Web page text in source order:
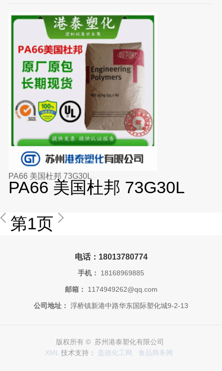
PA66 美国杜邦 73G30L
PA66 美国杜邦 73G30L
第1页
电话：18013780774
手机： 18168969885
邮箱： 1174949262@qq.com
公司地址： 浮桥镇新港中路华东国际塑化城9-2-13
版权所有 © 苏州港泰塑化有限公司
XML 技术支持： 盖德化工网 食品商务网